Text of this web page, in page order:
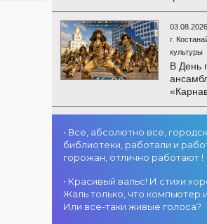
ждут
лучших
эмоции
«Алтын
площади
акимата
бала»! Вас ждут
яркие
03.08.2026
г.
культуры
В День
августа
акимата
г.
культуры
В День
«MOVE
DANCE»!
августа
• Все, абсолютно все,
библиотеки, работали и
горожан, отлично работают !
• Красивый вальс! И стихи
Жаль только, что компьютер
Или все-таки живые голоса?